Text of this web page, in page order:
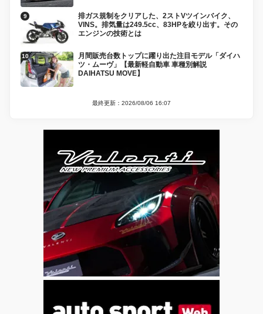
排ガス規制をクリアした、2ストVツインバイク、
VINS。排気量は249.5cc、83HPを絞り出す。その
エンジンの技術とは
月間販売台数トップに躍り出た注目モデル「ダイハ
ツ・ムーヴ」【最新軽自動車 車種別解説
DAIHATSU MOVE】
最終更新：2026/08/06 16:07